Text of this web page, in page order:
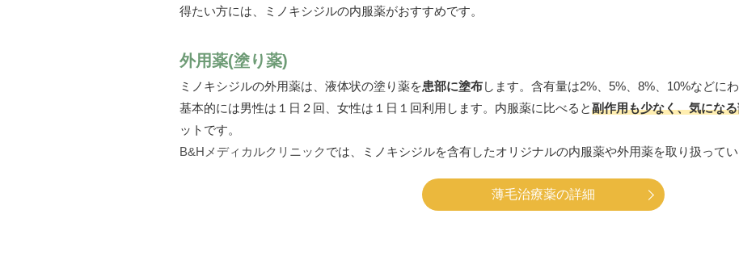
得たい方には、ミノキシジルの内服薬がおすすめです。
外用薬(塗り薬)
ミノキシジルの外用薬は、液体状の塗り薬を患部に塗布します。含有量は2%、5%、8%、10%などに
基本的には男性は１日２回、女性は１日１回利用します。内服薬に比べると副作用も少なく、気にな
ットです。
B&Hメディカルクリニックでは、ミノキシジルを含有したオリジナルの内服薬や外用薬を取り扱ってい
薄毛治療薬の詳細